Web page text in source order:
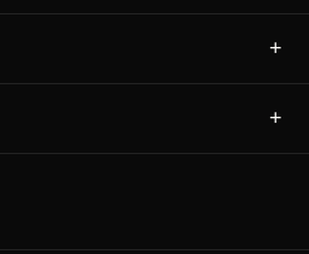
+
+